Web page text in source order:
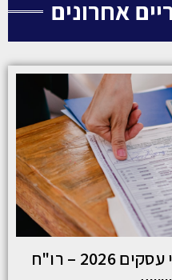
אחרונים
מה שחשוב לדעת: מיסוי עסקים 2026 – רו"ח